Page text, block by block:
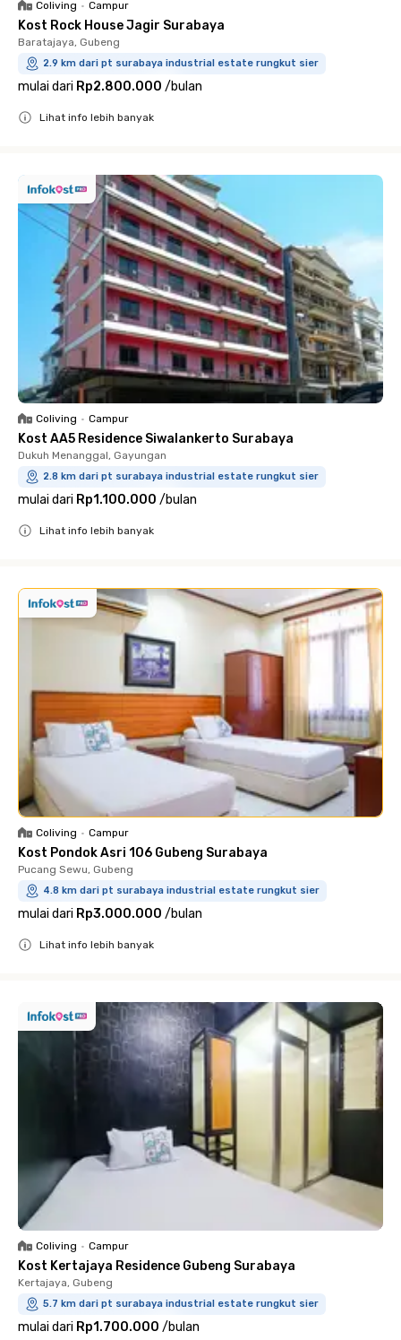
Coliving • Campur
Kost Rock House Jagir Surabaya
Baratajaya, Gubeng
2.9 km dari pt surabaya industrial estate rungkut sier
mulai dari Rp2.800.000 /bulan
Lihat info lebih banyak
Coliving • Campur
Kost AA5 Residence Siwalankerto Surabaya
Dukuh Menanggal, Gayungan
2.8 km dari pt surabaya industrial estate rungkut sier
mulai dari Rp1.100.000 /bulan
Lihat info lebih banyak
Coliving • Campur
Kost Pondok Asri 106 Gubeng Surabaya
Pucang Sewu, Gubeng
4.8 km dari pt surabaya industrial estate rungkut sier
mulai dari Rp3.000.000 /bulan
Lihat info lebih banyak
Coliving • Campur
Kost Kertajaya Residence Gubeng Surabaya
Kertajaya, Gubeng
5.7 km dari pt surabaya industrial estate rungkut sier
mulai dari Rp1.700.000 /bulan